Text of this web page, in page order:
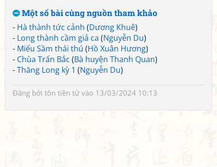
Một số bài cùng nguồn tham khảo
- Hà thành tức cảnh (Dương Khuê)
- Long thành cầm giả ca (Nguyễn Du)
- Miếu Sầm thái thú (Hồ Xuân Hương)
- Chùa Trấn Bắc (Bà huyện Thanh Quan)
-Thăng Long kỳ 1 (Nguyễn Du)
Đăng bởi tôn tiền tửvào 13/03/2024 10:13